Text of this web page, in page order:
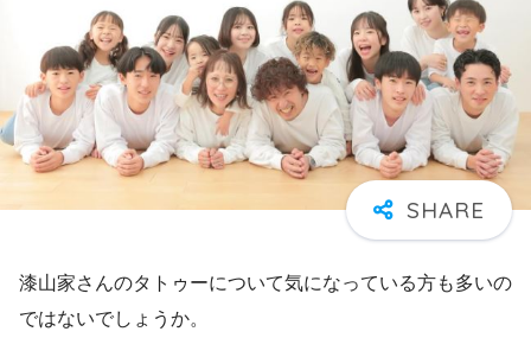
漆山家さんのタトゥーについて気になっている方も多いの
ではないでしょうか。